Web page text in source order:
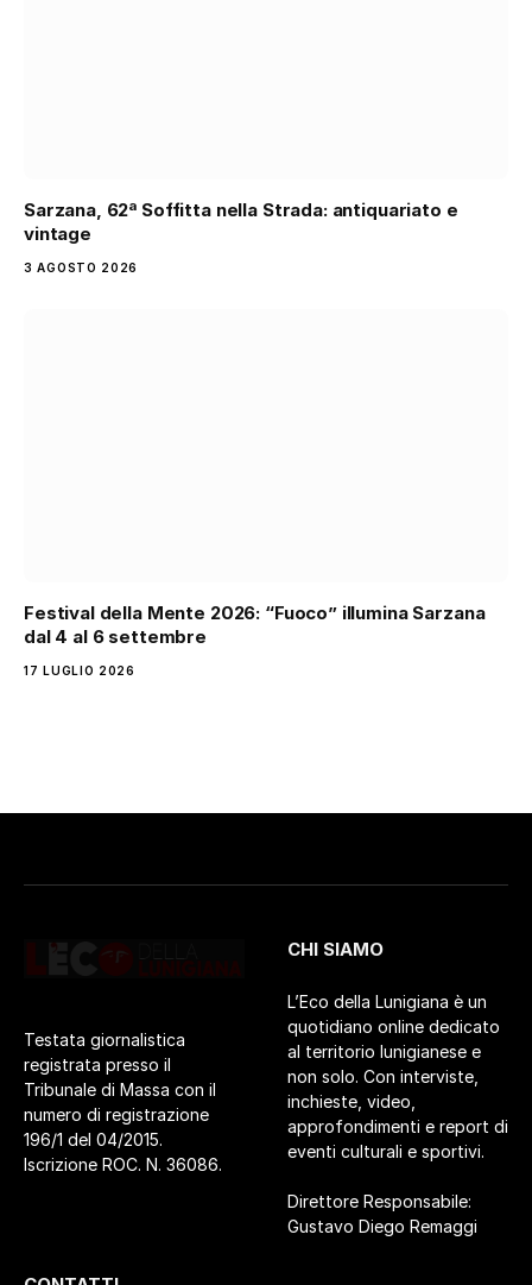
Sarzana, 62ª Soffitta nella Strada: antiquariato e
vintage
3 AGOSTO 2026
Festival della Mente 2026: “Fuoco” illumina Sarzana
dal 4 al 6 settembre
17 LUGLIO 2026
Testata giornalistica
registrata presso il
Tribunale di Massa con il
numero di registrazione
196/1 del 04/2015.
Iscrizione ROC. N. 36086.
CHI SIAMO
L’Eco della Lunigiana è un
quotidiano online dedicato
al territorio lunigianese e
non solo. Con interviste,
inchieste, video,
approfondimenti e report di
eventi culturali e sportivi.
Direttore Responsabile:
Gustavo Diego Remaggi